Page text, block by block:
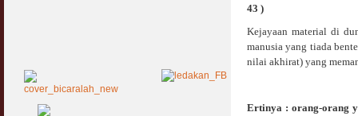
43 )
Kejayaan material di
manusia yang tiada
nilai akhirat) yang
Ertinya : orang-orang